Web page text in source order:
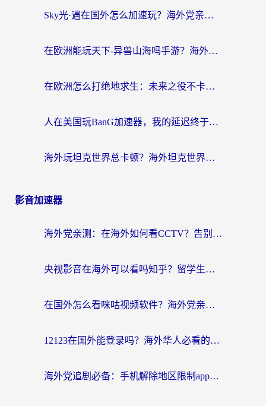
Sky光·遇在国外怎么加速玩？海外党亲测有效的国服游戏加速指南
在欧洲能玩天下-异兽山海吗手游？海外玩家的加速器生存指南
在欧洲怎么打绝地求生：未来之役不卡？留学生亲测的加速器避坑指南
人在美国玩BanG加速器，我的延迟终于绿了
海外玩坦克世界总卡顿？海外坦克世界加速器有哪些？实测好用的选择在这里
影音加速器
海外党亲测：在海外如何看CCTV？告别“仅限大陆播放”的实用指南
央视影音在海外可以看吗知乎？留学生亲测：3步解决地域限制+追剧自由
在国外怎么看咪咕视频软件？海外党亲测有效的回国加速方案
12123在国外能登录吗？海外华人必看的回国加速实用指南
海外党追剧必备：手机解除地区限制app怎么选？解决央视视频&国内剧地区限制全指南